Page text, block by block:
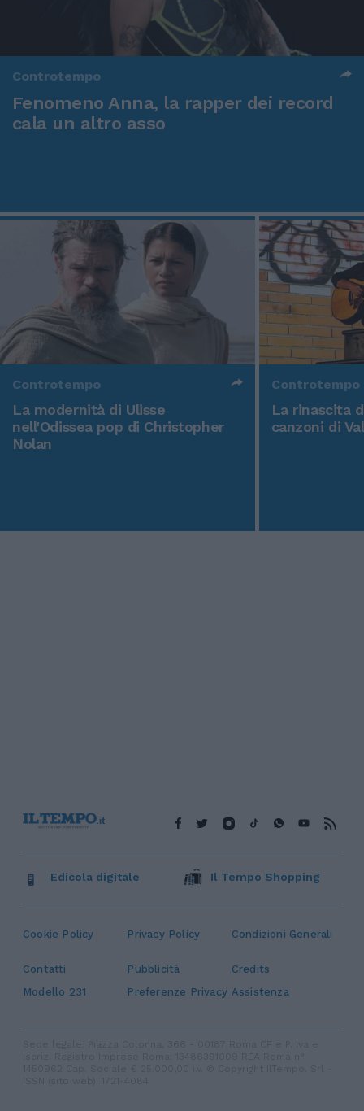
Controtempo
Fenomeno Anna, la rapper dei record
cala un altro asso
Controtempo
La modernità di Ulisse
nell'Odissea pop di Christopher
Nolan
Controtempo
La rinascita
canzoni di
Cookie Policy Privacy Policy Condizioni Generali
Contatti Pubblicità
Credits
Modello 231
Preferenze Privacy Assistenza
Edicola digitale Il Tempo Shopping